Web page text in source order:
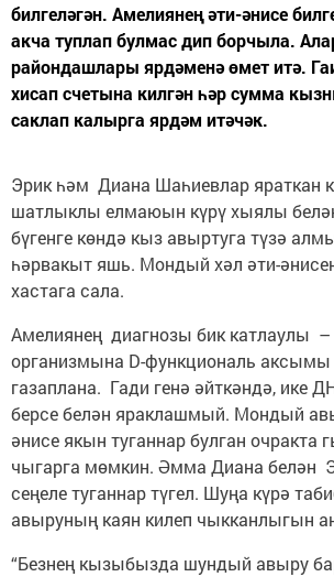
билгеләгән. Амелиянең әти-әнисе
акча туплап булмас дип борчыла.
райондашлары ярдәменә өмет итә.
хисап счетына килгән һәр сумма
саклап калырга ярдәм итәчәк.
Эрик һәм Диана Шаһиевлар яраткан
шатлыклы елмаюын күрү хыялы
бүгенге көндә кыз авыртуга түзә
һәрвакыт яшь. Мондый хәл әти-
хастага сала.
Амелиянең диагнозы бик катлаулы –
организмына D-функциональ
газаплана. Гади генә әйткәндә, ике
берсе белән яраклашмый. Мондый
әнисе якын туганнар булган очракта
чыгарга мөмкин. Әмма Диана белән
сеңеле туганнар түгел. Шуңа күрә
авыруның каян килеп чыкканлыгын
“Безнең кызыбызда шундый авыру